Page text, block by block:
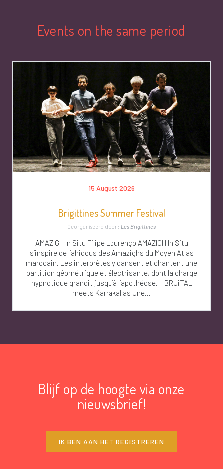
Events on the same period
15 August 2026
Brigittines Summer Festival
Georganiseerd door : Les Brigittines
AMAZIGH In Situ Filipe Lourenço AMAZIGH In Situ
s’inspire de l’ahidous des Amazighs du Moyen Atlas
marocain. Les interprètes y dansent et chantent une
partition géométrique et électrisante, dont la charge
hypnotique grandit jusqu’à l’apothéose. + BRUiTAL
meets Karrakallas Une...
Blijf op de hoogte via onze
nieuwsbrief!
IK BEN AAN HET REGISTREREN